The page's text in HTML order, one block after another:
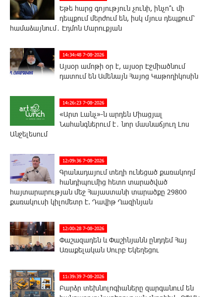
Եթե հարց գոյություն չունի, ինչո՞ւ մի
դեպքում մերժում են, իսկ մյուս դեպքում՝
համաձայնում․ Էդմոն Մարուքյան
14:34:48 7-08-2026
Այսօր ամոթի օր է, այսօր Էջմիածնում
դատում են Ամենայն Հայոց Կաթողիկոսին
14:26:23 7-08-2026
«Արտ Լանչ»-ն արդեն Միացյալ
Նահանգներում է․ նոր մասնաճյուղ Լոս
Անջելեսում
12:09:36 7-08-2026
Գրանադայում տեղի ունեցած քառակողմ
հանդիպումից հետո տարածված
հայտարարության մեջ Հայաստանի տարածքը 29800
քառակուսի կիլոմետր է. Դավիթ Ղազինյան
12:00:28 7-08-2026
Փաշազադեն և Փաշինյանն ընդդեմ Հայ
Առաքելական Սուրբ Եկեղեցու
11:39:39 7-08-2026
Բարձր տեխնոլոգիաները զարգանում են